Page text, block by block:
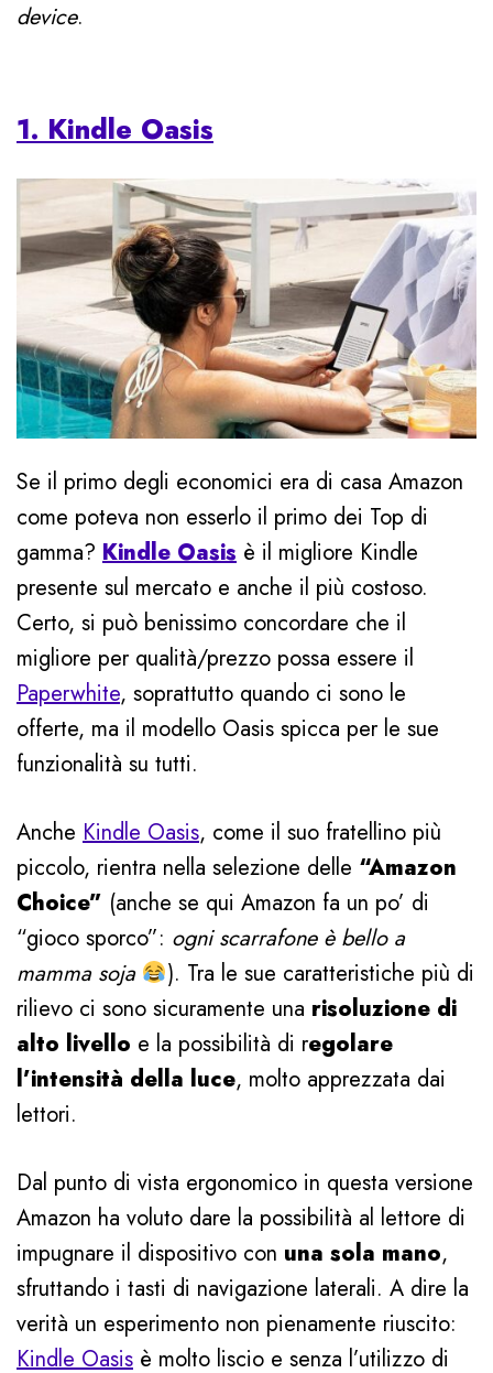
device.
1. Kindle Oasis
Se il primo degli economici era di casa Amazon
come poteva non esserlo il primo dei Top di
gamma? Kindle Oasis è il migliore Kindle
presente sul mercato e anche il più costoso.
Certo, si può benissimo concordare che il
migliore per qualità/prezzo possa essere il
Paperwhite, soprattutto quando ci sono le
offerte, ma il modello Oasis spicca per le sue
funzionalità su tutti.
Anche Kindle Oasis, come il suo fratellino più
piccolo, rientra nella selezione delle “Amazon
Choice” (anche se qui Amazon fa un po’ di
“gioco sporco”: ogni scarrafone è bello a
mamma soja
). Tra le sue caratteristiche più di
rilievo ci sono sicuramente una risoluzione di
alto livello e la possibilità di regolare
l’intensità della luce, molto apprezzata dai
lettori.
Dal punto di vista ergonomico in questa versione
Amazon ha voluto dare la possibilità al lettore di
impugnare il dispositivo con una sola mano,
sfruttando i tasti di navigazione laterali. A dire la
verità un esperimento non pienamente riuscito:
Kindle Oasis è molto liscio e senza l’utilizzo di